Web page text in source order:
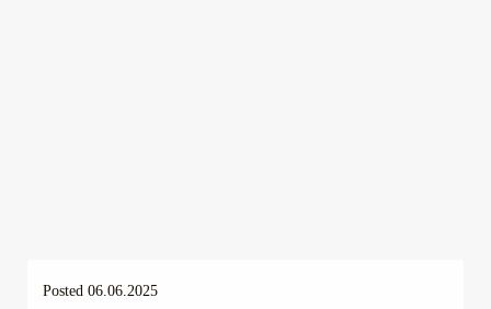
Posted 06.06.2025